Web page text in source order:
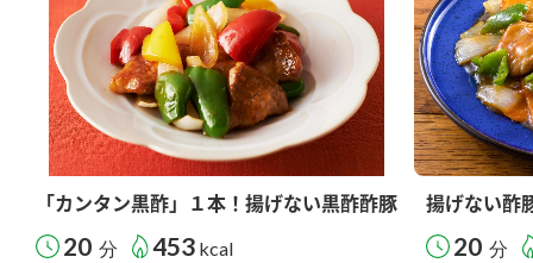
「カンタン黒酢」１本！揚げない黒酢酢豚
20 分 453 kcal
揚げない酢
20 分